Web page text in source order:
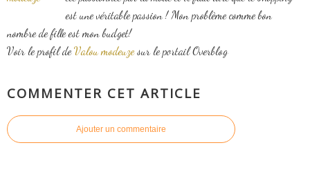
est une véritable passion ! Mon problème comme bon
nombre de fille est mon budget!
Voir le profil deValou modeuzesur le portail Overblog
COMMENTER CET ARTICLE
Ajouter un commentaire